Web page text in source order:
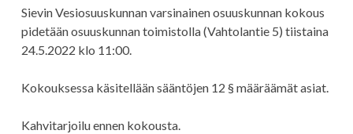
Sievin Vesiosuuskunnan varsinainen osuuskunnan kokous
pidetään osuuskunnan toimistolla (Vahtolantie 5) tiistaina
24.5.2022 klo 11:00.
Kokouksessa käsitellään sääntöjen 12 § määräämät asiat.
Kahvitarjoilu ennen kokousta.